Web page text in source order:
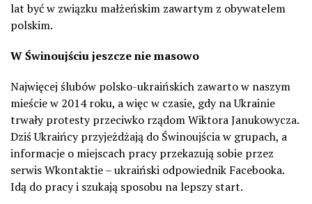
lat być w związku małżeńskim zawartym z obywatelem
polskim.
W Świnoujściu jeszcze nie masowo
Najwięcej ślubów polsko-ukraińskich zawarto w naszym
mieście w 2014 roku, a więc w czasie, gdy na Ukrainie
trwały protesty przeciwko rządom Wiktora Janukowycza.
Dziś Ukraińcy przyjeżdżają do Świnoujścia w grupach, a
informacje o miejscach pracy przekazują sobie przez
serwis Wkontaktie – ukraiński odpowiednik Facebooka.
Idą do pracy i szukają sposobu na lepszy start.